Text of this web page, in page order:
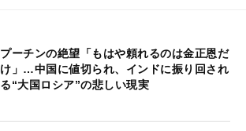
プーチンの絶望「もはや頼れるのは金正恩だ
け」…中国に値切られ、インドに振り回され
る“大国ロシア”の悲しい現実